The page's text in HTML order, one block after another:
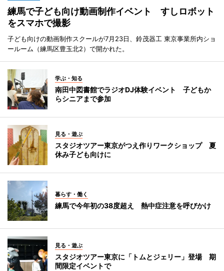
練馬で子ども向け動画制作イベント すしロボット
をスマホで撮影
子ども向けの動画制作スクールが7月23日、鈴茂器工 東京事業所内ショ
ールーム（練馬区豊玉北2）で開かれた。
学ぶ・知る
南田中図書館でラジオDJ体験イベント 子どもか
らシニアまで参加
見る・遊ぶ
スタジオツアー東京がつえ作りワークショップ 夏
休み子ども向けに
暮らす・働く
練馬で今年初の38度超え 熱中症注意を呼びかけ
見る・遊ぶ
スタジオツアー東京に「トムとジェリー」登場 期
間限定イベントで